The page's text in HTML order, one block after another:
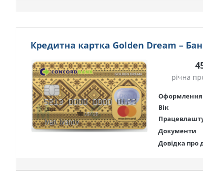
Кредитна картка Golden Dream –
річна
Оформлення
Вік
Документи
Довідка про